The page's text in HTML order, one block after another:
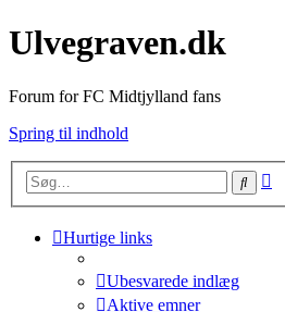
Ulvegraven.dk
Forum for FC Midtjylland fans
Spring til indhold
Søg
Hurtige links
Ubesvarede indlæg
Aktive emner